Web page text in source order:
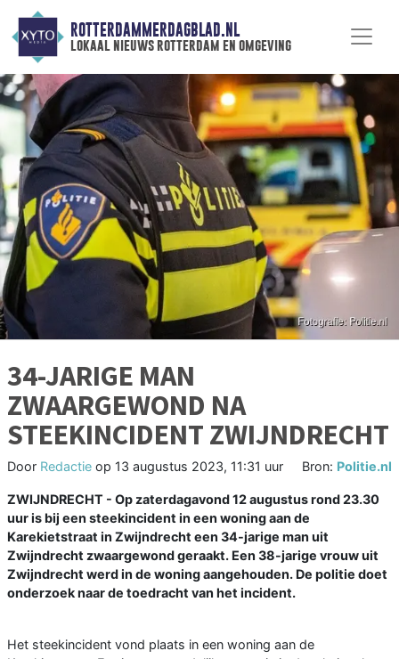
ROTTERDAMMERDAGBLAD.NL
lokaal nieuws rotterdam en omgeving
34-JARIGE MAN
ZWAARGEWOND NA
STEEKINCIDENT ZWIJNDRECHT
Door Redactie op 13 augustus 2023, 11:31 uur Bron: Politie.nl
ZWIJNDRECHT - Op zaterdagavond 12 augustus rond 23.30
uur is bij een steekincident in een woning aan de
Karekietstraat in Zwijndrecht een 34-jarige man uit
Zwijndrecht zwaargewond geraakt. Een 38-jarige vrouw uit
Zwijndrecht werd in de woning aangehouden. De politie doet
onderzoek naar de toedracht van het incident.
Het steekincident vond plaats in een woning aan de